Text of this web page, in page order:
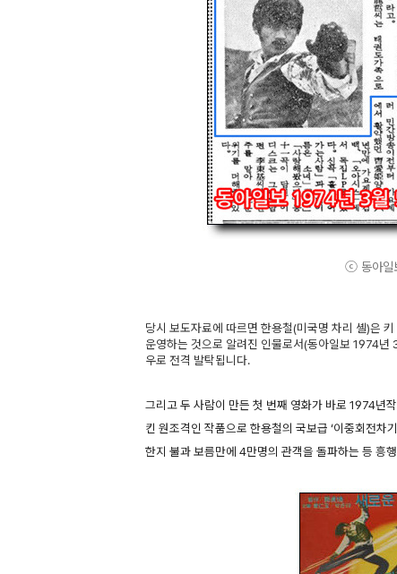
ⓒ 동아일
당시 보도자료에 따르면 한용철(미국명 차리 셸)은
운영하는 것으로 알려진 인물로서(동아일보 1974
우로 전격 발탁됩니다.
그리고 두 사람이 만든 첫 번째 영화가 바로 1974년
킨 원조격인 작품으로 한용철의 국보급 ‘이중회전차
한지 불과 보름만에 4만명의 관객을 돌파하는 등 흥